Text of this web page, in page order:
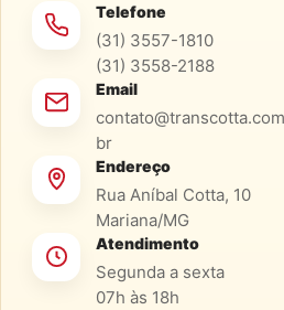
Telefone
(31) 3557-1810
(31) 3558-2188
Email
br
Endereço
Rua Aníbal Cotta, 10
Mariana/MG
Atendimento
Segunda a sexta
07h às 18h